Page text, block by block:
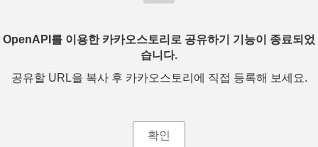
OpenAPI를 이용한 카카오스토리로 공유하기 기능이 종료되었
습니다.
공유할 URL을 복사 후 카카오스토리에 직접 등록해 보세요.
확인